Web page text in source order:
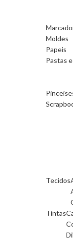
Moldes
Papeis
Pastas
Pinceis
Tecidos
Tintas